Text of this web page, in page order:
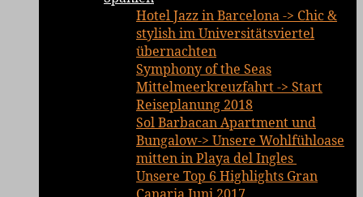
Hotel Jazz in Barcelona -> Chic &
stylish im Universitätsviertel
übernachten
Symphony of the Seas
Mittelmeerkreuzfahrt -> Start
Reiseplanung 2018
Sol Barbacan Apartment und
Bungalow-> Unsere Wohlfühloase
mitten in Playa del Ingles
Unsere Top 6 Highlights Gran